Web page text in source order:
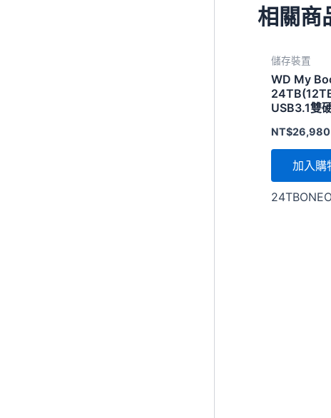
相關商
儲存裝置
WD My
USB3.1雙
NT$26,980
加入購